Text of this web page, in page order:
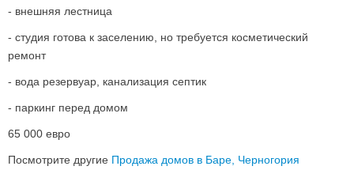
- внешняя лестница
- студия готова к заселению, но требуется косметический
ремонт
- вода резервуар, канализация септик
- паркинг перед домом
65 000 евро
Посмотрите другие Продажа домов в Баре, Черногория